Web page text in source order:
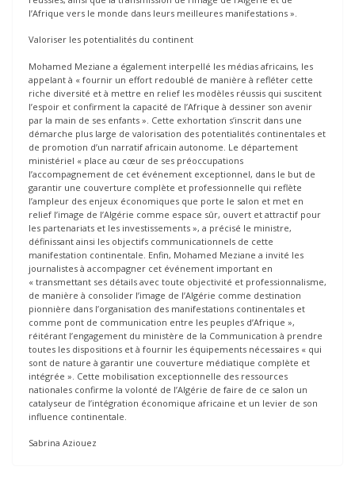
l’Afrique vers le monde dans leurs meilleures manifestations ».
Valoriser les potentialités du continent
Mohamed Meziane a également interpellé les médias africains, les
appelant à « fournir un effort redoublé de manière à refléter cette
riche diversité et à mettre en relief les modèles réussis qui suscitent
l’espoir et confirment la capacité de l’Afrique à dessiner son avenir
par la main de ses enfants ». Cette exhortation s’inscrit dans une
démarche plus large de valorisation des potentialités continentales et
de promotion d’un narratif africain autonome. Le département
ministériel « place au cœur de ses préoccupations
l’accompagnement de cet événement exceptionnel, dans le but de
garantir une couverture complète et professionnelle qui reflète
l’ampleur des enjeux économiques que porte le salon et met en
relief l’image de l’Algérie comme espace sûr, ouvert et attractif pour
les partenariats et les investissements », a précisé le ministre,
définissant ainsi les objectifs communicationnels de cette
manifestation continentale. Enfin, Mohamed Meziane a invité les
journalistes à accompagner cet événement important en
« transmettant ses détails avec toute objectivité et professionnalisme,
de manière à consolider l’image de l’Algérie comme destination
pionnière dans l’organisation des manifestations continentales et
comme pont de communication entre les peuples d’Afrique »,
réitérant l’engagement du ministère de la Communication à prendre
toutes les dispositions et à fournir les équipements nécessaires « qui
sont de nature à garantir une couverture médiatique complète et
intégrée ». Cette mobilisation exceptionnelle des ressources
nationales confirme la volonté de l’Algérie de faire de ce salon un
catalyseur de l’intégration économique africaine et un levier de son
influence continentale.
Sabrina Aziouez